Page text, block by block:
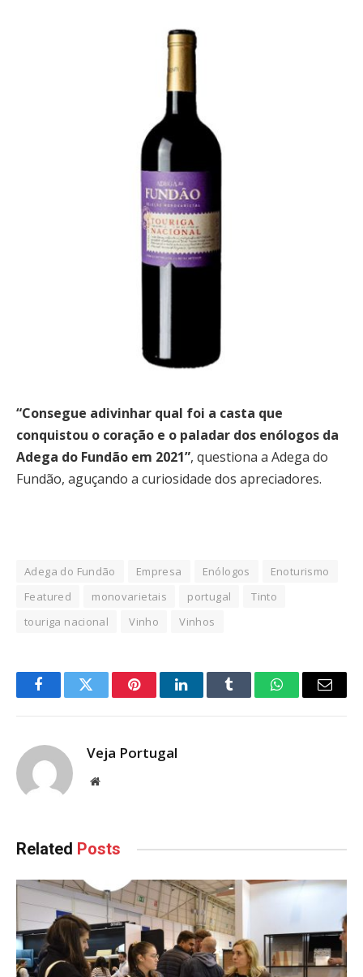
“Consegue adivinhar qual foi a casta que
conquistou o coração e o paladar dos enólogos da
Adega do Fundão em 2021”, questiona a Adega do
Fundão, aguçando a curiosidade dos apreciadores.
Adega do Fundão Empresa Enólogos
Enoturismo
Featured
monovarietais portugal
Tinto
touriga nacional
Vinho Vinhos
FacebookTwitter PinterestLinkedInTumblr WhatsAppEmail
Veja Portugal
Website
Related Posts